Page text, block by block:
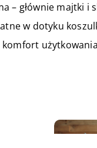
– głównie majtki
w dotyku